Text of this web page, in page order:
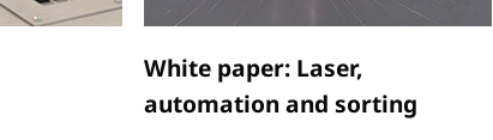
White paper: Laser,
automation and sorting